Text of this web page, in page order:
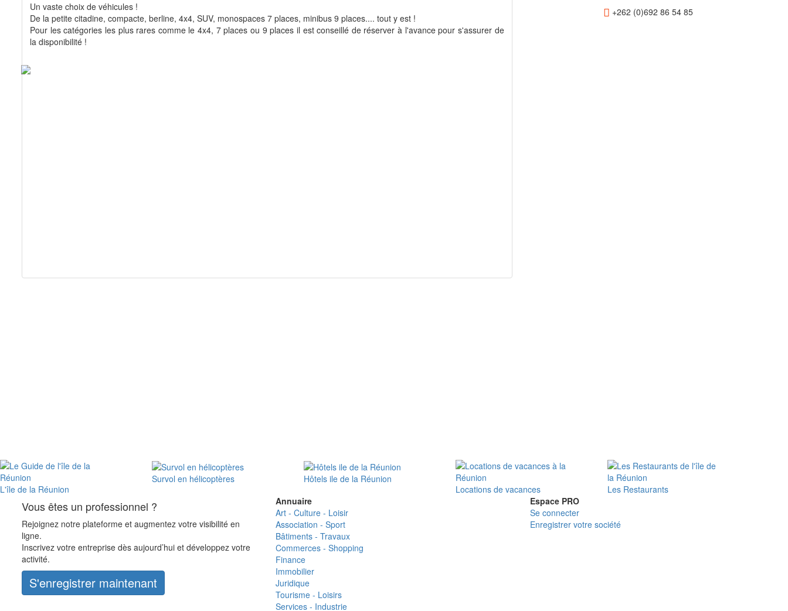
Un vaste choix de véhicules !
De la petite citadine, compacte, berline, 4x4, SUV, monospaces 7 places, minibus 9 places.... tout y est !
Pour les catégories les plus rares comme le 4x4, 7 places ou 9 places il est conseillé de réserver à l'avance pour s'assurer de
la disponibilité !
+262 (0)692 86 54 85
L'île de la Réunion
Survol en hélicoptères
Hôtels ile de la Réunion
Locations de vacances
Les Restaurants
Vous êtes un professionnel ?
Rejoignez notre plateforme et augmentez votre visibilité en
ligne.
Inscrivez votre entreprise dès aujourd’hui et développez votre
activité.
S'enregistrer maintenant
Annuaire
Art - Culture - Loisir
Association - Sport
Bâtiments - Travaux
Commerces - Shopping
Finance
Immobilier
Juridique
Tourisme - Loisirs
Services - Industrie
Espace PRO
Se connecter
Enregistrer votre société